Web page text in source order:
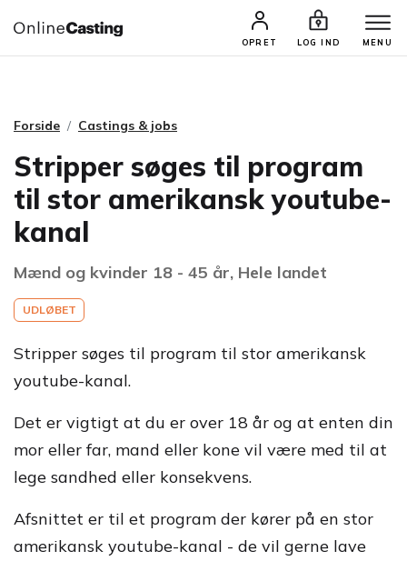
OPRET LOG IND MENU
CASTINGS & JOBS SØG PROFIL
Forside Castings & jobs
Stripper søges til program
til stor amerikansk youtube-
kanal
Mænd og kvinder 18 - 45 år, Hele landet
UDLØBET
Stripper søges til program til stor amerikansk
youtube-kanal.
Det er vigtigt at du er over 18 år og at enten din
mor eller far, mand eller kone vil være med til at
lege sandhed eller konsekvens.
Afsnittet er til et program der kører på en stor
amerikansk youtube-kanal - de vil gerne lave